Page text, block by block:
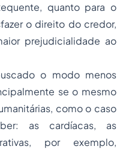
quanto para o
o direito do credor,
prejudicialidade ao
o modo menos
se o mesmo
como o caso
as cardíacas, as
por exemplo,